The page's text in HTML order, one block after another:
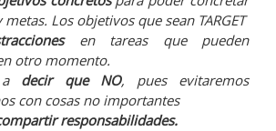
metas. Los objetivos que sean TARGET
en tareas que pueden
otro momento.
a decir que NO, pues evitaremos
con cosas no importantes
responsabilidades.